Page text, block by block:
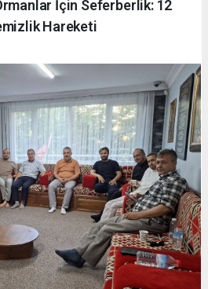
İçin Seferberlik: 12
Hareketi